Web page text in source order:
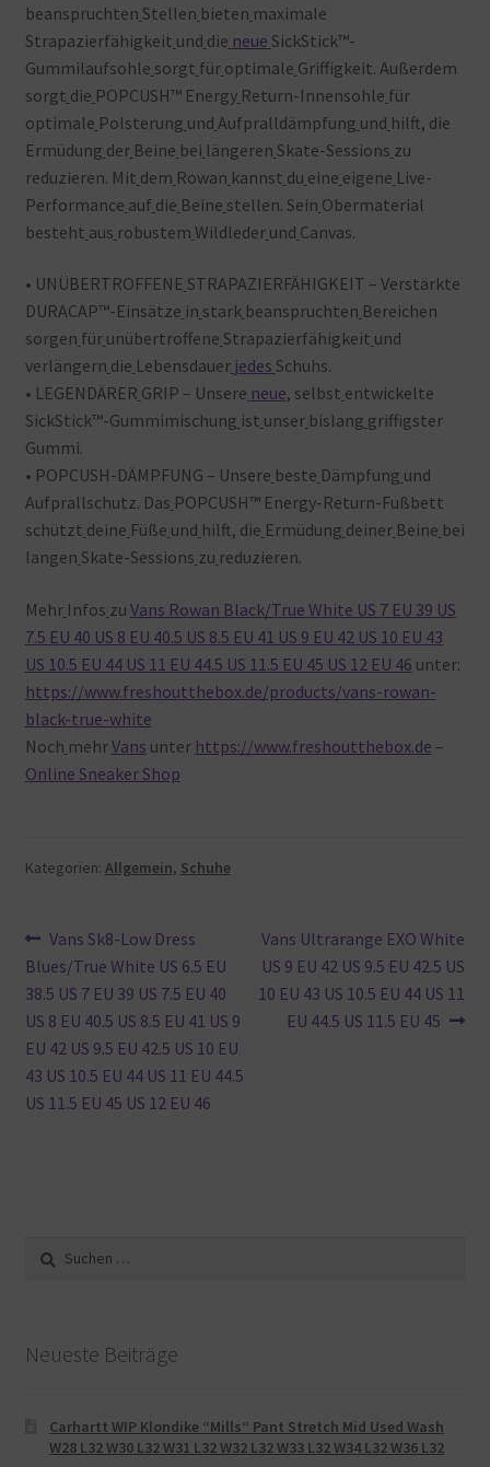
beanspruchten Stellen bieten maximale
Strapazierfähigkeit und die neue SickStick™-
Gummilaufsohle sorgt für optimale Griffigkeit. Außerdem
sorgt die POPCUSH™ Energy Return-Innensohle für
optimale Polsterung und Aufpralldämpfung und hilft, die
Ermüdung der Beine bei längeren Skate-Sessions zu
reduzieren. Mit dem Rowan kannst du eine eigene Live-
Performance auf die Beine stellen. Sein Obermaterial
besteht aus robustem Wildleder und Canvas.
• UNÜBERTROFFENE STRAPAZIERFÄHIGKEIT – Verstärkte
DURACAP™-Einsätze in stark beanspruchten Bereichen
sorgen für unübertroffene Strapazierfähigkeit und
verlängern die Lebensdauer jedes Schuhs.
• LEGENDÄRER GRIP – Unsere neue, selbst entwickelte
SickStick™-Gummimischung ist unser bislang griffigster
Gummi.
• POPCUSH-DÄMPFUNG – Unsere beste Dämpfung und
Aufprallschutz. Das POPCUSH™ Energy-Return-Fußbett
schützt deine Füße und hilft, die Ermüdung deiner Beine bei
langen Skate-Sessions zu reduzieren.
Mehr Infos zu Vans Rowan Black/True White US 7 EU 39 US
7.5 EU 40 US 8 EU 40.5 US 8.5 EU 41 US 9 EU 42 US 10 EU 43
US 10.5 EU 44 US 11 EU 44.5 US 11.5 EU 45 US 12 EU 46 unter:
https://www.freshoutthebox.de/products/vans-rowan-
black-true-white
Noch mehrVans unter https://www.freshoutthebox.de –
Online Sneaker Shop
Kategorien: Allgemein, Schuhe
Beitragsnavigation
Vorheriger
Beitrag:
Vans Sk8-Low Dress
Blues/True White US 6.5 EU
38.5 US 7 EU 39 US 7.5 EU 40
US 8 EU 40.5 US 8.5 EU 41 US 9
EU 42 US 9.5 EU 42.5 US 10 EU
43 US 10.5 EU 44 US 11 EU 44.5
US 11.5 EU 45 US 12 EU 46
Nächster
Beitrag:
Vans Ultrarange EXO White
US 9 EU 42 US 9.5 EU 42.5 US
10 EU 43 US 10.5 EU 44 US 11
EU 44.5 US 11.5 EU 45
Suche
nach:
Neueste Beiträge
Carhartt WIP Klondike “Mills“ Pant Stretch Mid Used Wash
W28 L32 W30 L32 W31 L32 W32 L32 W33 L32 W34 L32 W36 L32